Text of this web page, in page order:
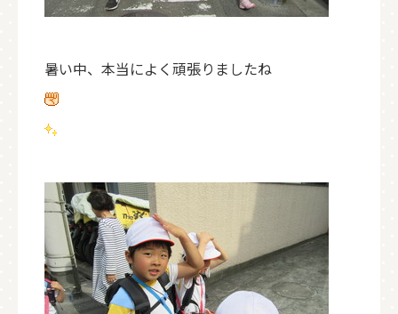
暑い中、本当によく頑張りましたね